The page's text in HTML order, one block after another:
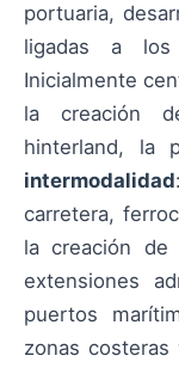
portuaria,
ligadas a los
Inicialmente
la creación
hinterland, la
intermodalidad
carretera,
la creación de
extensiones
puertos
zonas